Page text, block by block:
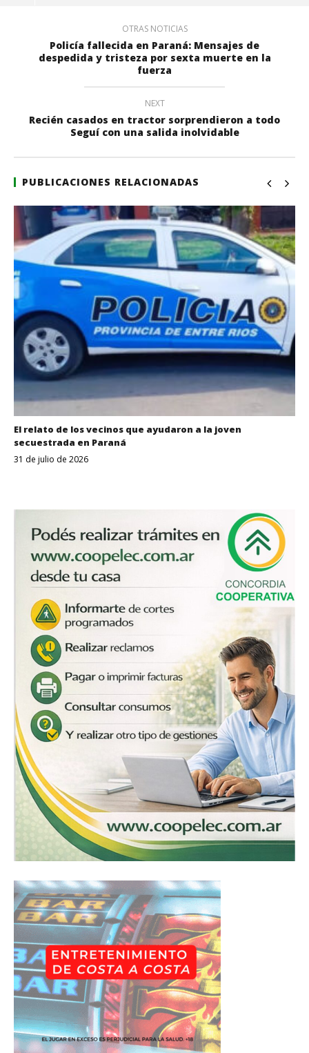
OTRAS NOTICIAS
Policía fallecida en Paraná: Mensajes de
despedida y tristeza por sexta muerte en la
fuerza
NEXT
Recién casados en tractor sorprendieron a todo
Seguí con una salida inolvidable
PUBLICACIONES RELACIONADAS
El relato de los vecinos que ayudaron a la joven
secuestrada en Paraná
31 de julio de 2026